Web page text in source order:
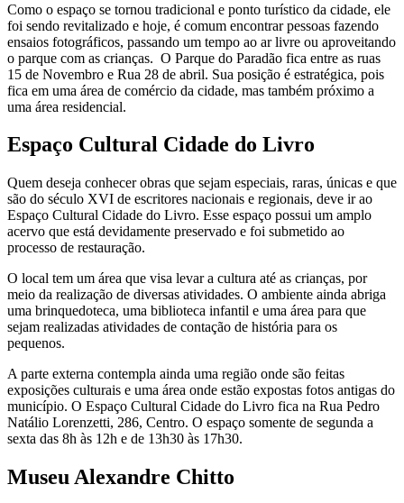
Como o espaço se tornou tradicional e ponto turístico da cidade, ele
foi sendo revitalizado e hoje, é comum encontrar pessoas fazendo
ensaios fotográficos, passando um tempo ao ar livre ou aproveitando
o parque com as crianças. O Parque do Paradão fica entre as ruas
15 de Novembro e Rua 28 de abril. Sua posição é estratégica, pois
fica em uma área de comércio da cidade, mas também próximo a
uma área residencial.
Espaço Cultural Cidade do Livro
Quem deseja conhecer obras que sejam especiais, raras, únicas e que
são do século XVI de escritores nacionais e regionais, deve ir ao
Espaço Cultural Cidade do Livro. Esse espaço possui um amplo
acervo que está devidamente preservado e foi submetido ao
processo de restauração.
O local tem um área que visa levar a cultura até as crianças, por
meio da realização de diversas atividades. O ambiente ainda abriga
uma brinquedoteca, uma biblioteca infantil e uma área para que
sejam realizadas atividades de contação de história para os
pequenos.
A parte externa contempla ainda uma região onde são feitas
exposições culturais e uma área onde estão expostas fotos antigas do
município. O Espaço Cultural Cidade do Livro fica na Rua Pedro
Natálio Lorenzetti, 286, Centro. O espaço somente de segunda a
sexta das 8h às 12h e de 13h30 às 17h30.
Museu Alexandre Chitto